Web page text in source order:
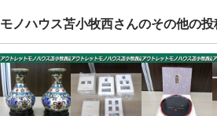
モノハウス苫小牧西さんのその他の